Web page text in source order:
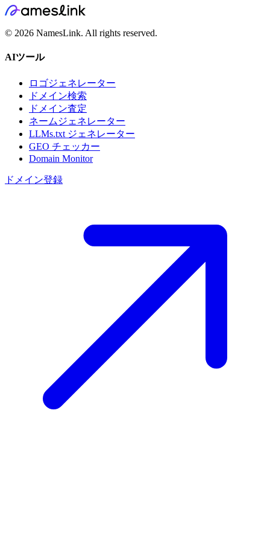
© 2026 NamesLink. All rights reserved.
AIツール
ロゴジェネレーター
ドメイン検索
ドメイン査定
ネームジェネレーター
LLMs.txt ジェネレーター
GEO チェッカー
Domain Monitor
ドメイン登録